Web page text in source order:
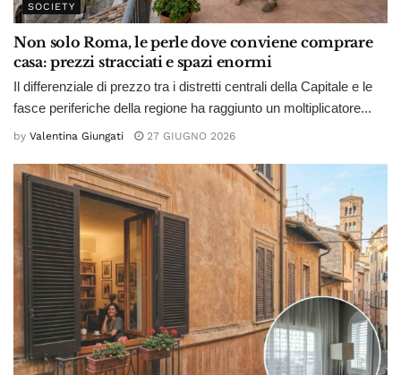
SOCIETY
Non solo Roma, le perle dove conviene comprare
casa: prezzi stracciati e spazi enormi
Il differenziale di prezzo tra i distretti centrali della Capitale e le
fasce periferiche della regione ha raggiunto un moltiplicatore...
by Valentina Giungati 27 GIUGNO 2026